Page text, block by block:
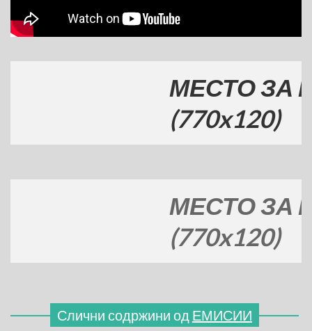
МЕСТО ЗА
(770x120)
МЕСТО ЗА
(770x120)
Слични содржини од ЕМИСИИ